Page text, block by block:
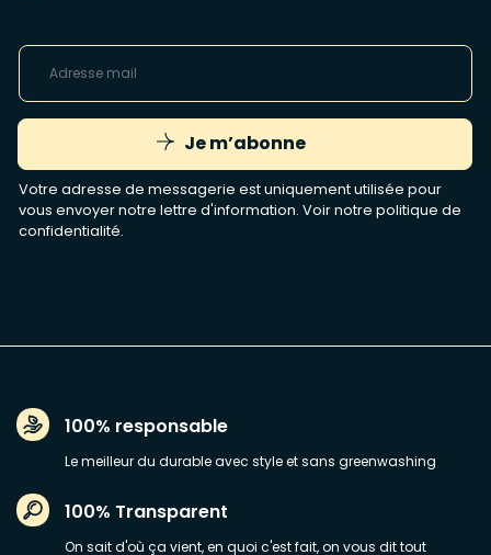
Je m’abonne
Votre adresse de messagerie est uniquement utilisée pour
vous envoyer notre lettre d'information. Voir notre politique de
confidentialité.
100% responsable
Le meilleur du durable avec style et sans greenwashing
100% Transparent
On sait d'où ça vient, en quoi c'est fait, on vous dit tout